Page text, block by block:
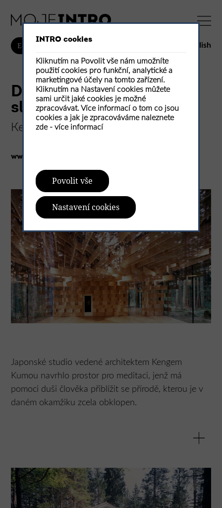
INTRO cookies
Kliknutím na Povolit vše nám umožníte
použití cookies pro funkční, analytické a
marketingové účely na tomto zařízení.
Kliknutím na Nastavení cookies můžete
sami určit jaké cookies je možné
zpracovávat. Více informací o tom co jsou
cookies a jak je zpracováváme naleznete
zde - více informací
Povolit vše
Nastavení cookies
E-shop English
Dům prostoupený
sluncem
Kengo Kuma Associates
www.kkaa.co.jp
Japonské studio vedené architektem Kengem
Kumou navrhlo prostor pro meditaci, jenž má
pomoci duši člověka přiblížit se přírodě, kterou je v
daném okamžiku zcela obklopen.
bavorského městečka Krün, nad kterým se tyčí ostře
řezané štíty německé části Alp. Investor hledal
architekta v Japonsku záměrně, jelikož meditace je
ve východním světě důležitou součástí lidských